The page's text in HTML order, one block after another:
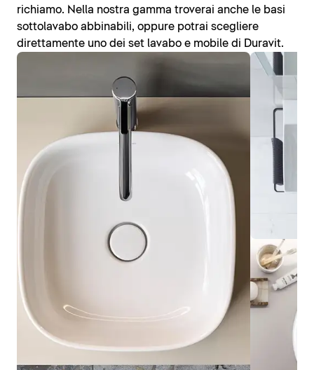
richiamo. Nella nostra gamma troverai anche le basi
sottolavabo abbinabili, oppure potrai scegliere
direttamente uno dei set lavabo e mobile di Duravit.